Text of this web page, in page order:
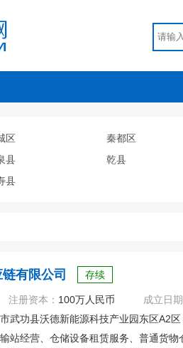
区
秦都区
县
乾县
县
有限公司 存续
注册资本： 100万人民币
成立日
武功县沃德新能源科技产业园东区A2区
站经营、仓储设备租赁服务、普通货